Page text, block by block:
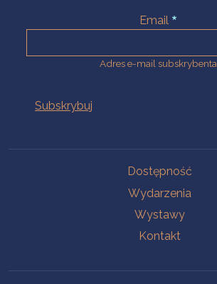
Email
Adres e-mail subskrybenta.
Dostępność
Wydarzenia
Wystawy
Kontakt